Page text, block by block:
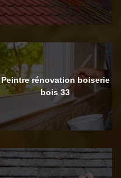
Peintre rénovation boiserie
bois 33